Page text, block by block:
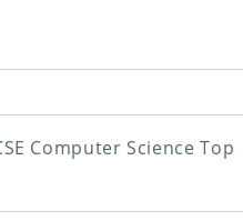
Computer Science Top